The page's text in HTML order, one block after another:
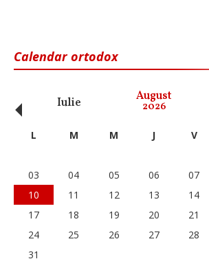
Calendar ortodox
Iulie August
2026
‹ L M M J V
03
04 05 06 07
10
11 12 13 14
17
18 19 20 21
24
25 26 27 28
31